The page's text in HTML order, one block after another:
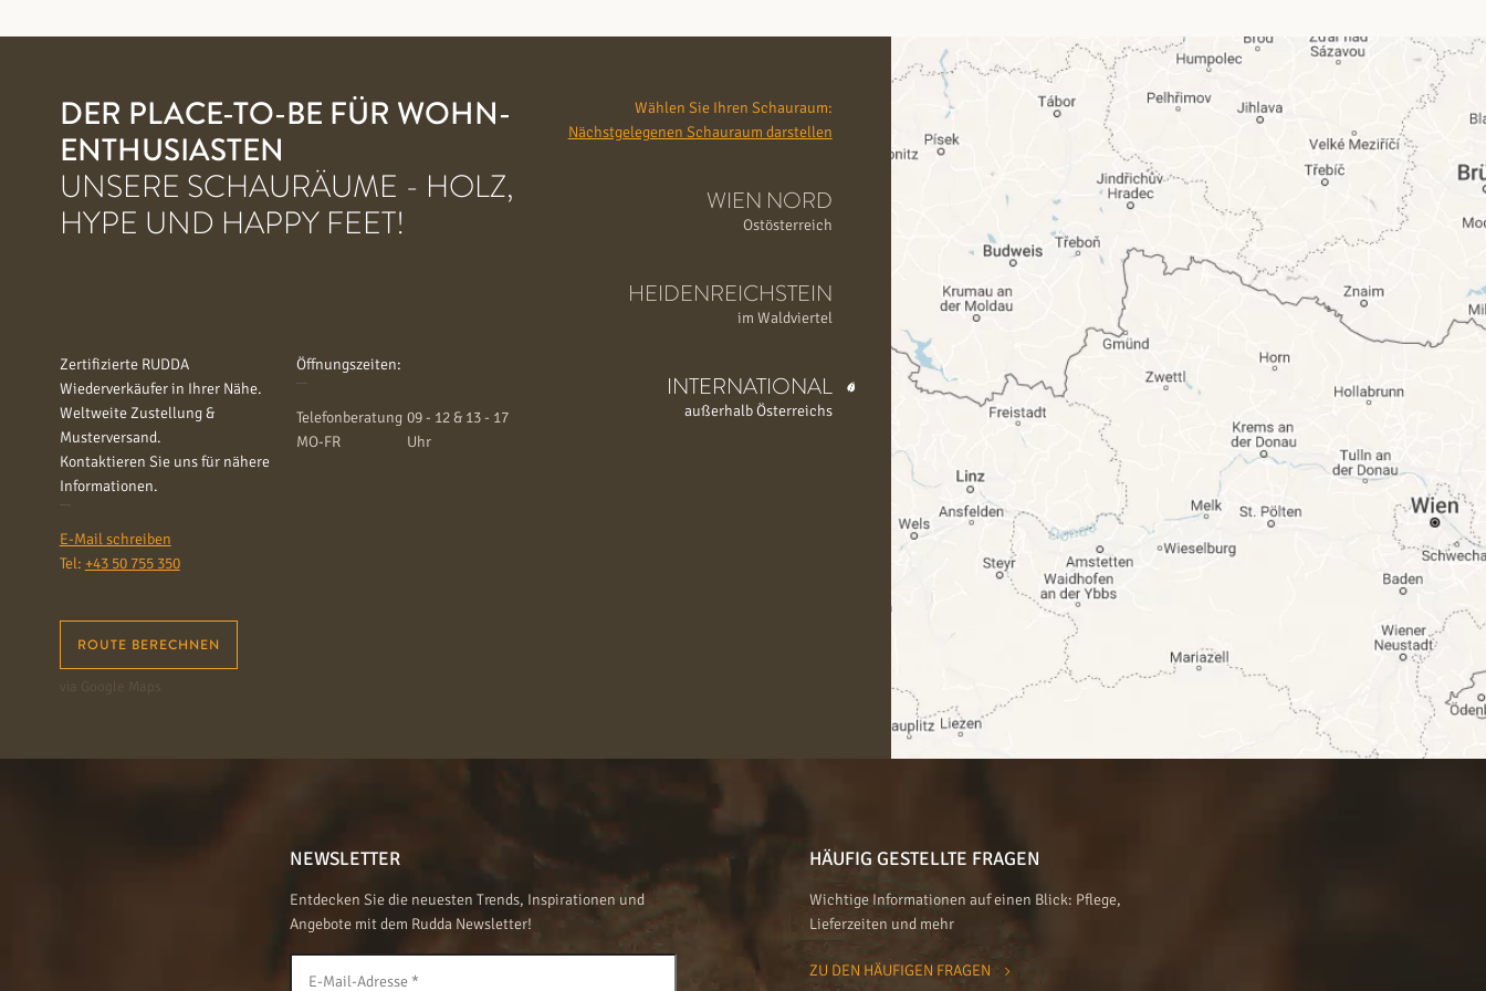
DER PLACE-TO-BE FÜR WOHN-
ENTHUSIASTEN
UNSERE SCHAURÄUME - HOLZ,
HYPE UND HAPPY FEET!
Zertifizierte RUDDA
Wiederverkäufer in Ihrer Nähe.
Weltweite Zustellung &
Musterversand.
Kontaktieren Sie uns für nähere
Informationen.
E-Mail schreiben
Tel: +43 50 755 350
ROUTE BERECHNEN
Öffnungszeiten:
Telefonberatung
MO-FR
09 - 12 & 13 - 17
Uhr
Wählen Sie Ihren Schauraum:
Nächstgelegenen Schauraum darstellen
WIEN NORD
Ostösterreich
HEIDENREICHSTEIN
im Waldviertel
INTERNATIONAL
außerhalb Österreichs
NEWSLETTER
Entdecken Sie die neuesten Trends, Inspirationen und
Angebote mit dem Rudda Newsletter!
HÄUFIG GESTELLTE FRAGEN
Wichtige Informationen auf einen Blick: Pflege,
Lieferzeiten und mehr
ZU DEN HÄUFIGEN FRAGEN